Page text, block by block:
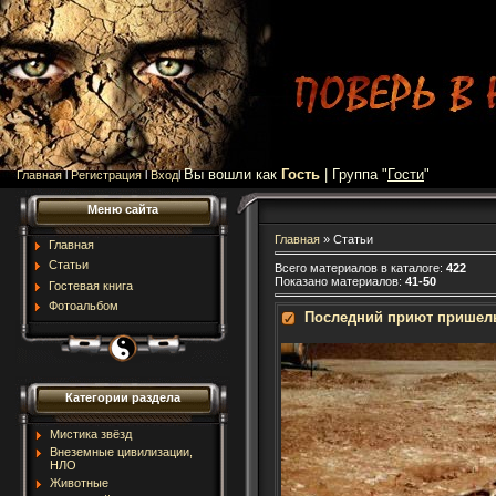
ГлавнаяlРегистрацияlВходlВы вошли как Гость | Группа "Гости"
Меню сайта
Главная
Статьи
Гостевая книга
Фотоальбом
Категории раздела
Мистика звёзд
Внеземные цивилизации,
НЛО
Животные
Главная» Статьи
Всего материалов в каталоге: 422
Показано материалов: 41-50
Последний приют